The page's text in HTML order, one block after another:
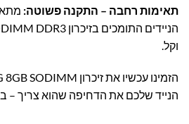
תאימות רחבה – התקנה פשוטה:
וקל.
הנייד שלכם את הדחיפה שהוא צריך –